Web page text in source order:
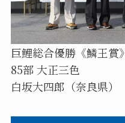
巨鯉総合優勝《鱗王賞》
85部 大正三色
白坂大四郎（奈良県）